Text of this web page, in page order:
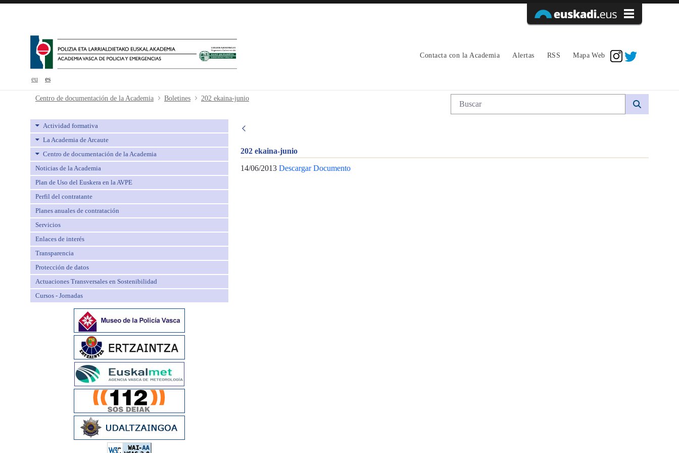
eu es
Contacta con la Academia Alertas RSS Mapa Web
202 ekaina-junio - avpe
Centro de documentación de la Academia Boletines 202 ekaina-junio Búsqueda web
Actividad formativa
La Academia de Arcaute
Centro de documentación de la Academia
Noticias de la Academia
Plan de Uso del Euskera en la AVPE
Perfil del contratante
Planes anuales de contratación
Servicios
Enlaces de interés
Transparencia
Protección de datos
Actuaciones Transversales en Sostenibilidad
Cursos - Jornadas
202 ekaina-junio
14/06/2013 Descargar Documento